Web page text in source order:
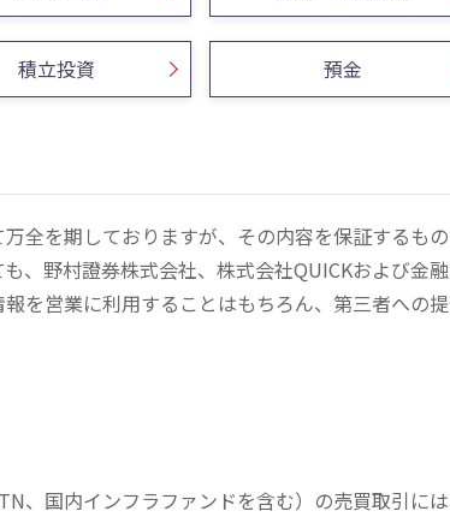
積立投資 預金
全を期しておりますが、その内容を保証するも
、野村證券株式会社、株式会社QUICKおよび金
を営業に利用することはもちろん、第三者への
、国内インフラファンドを含む）の売買取引に